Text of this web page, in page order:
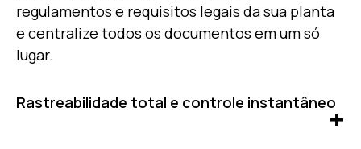
regulamentos e requisitos legais da sua planta
e centralize todos os documentos em um só
lugar.
Rastreabilidade total e controle instantâneo